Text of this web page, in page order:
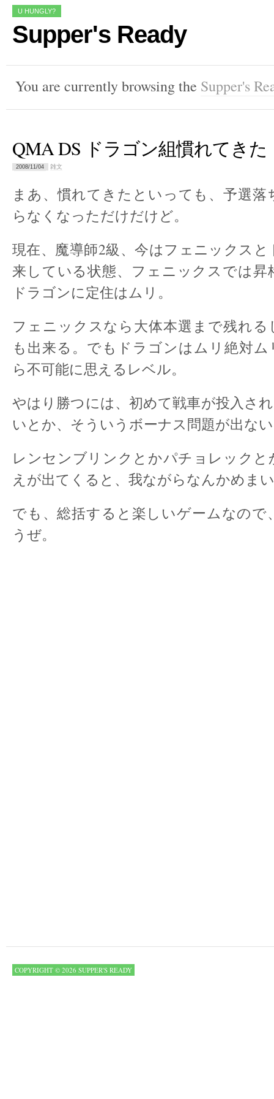
U HUNGLY?
Supper's Ready
You are currently browsing the Supper's
QMA DS ドラゴン組慣れてきた
2008/11/04 雑文
まあ、慣れてきたといっても、予選
らなくなっただけだけど。
現在、魔導師2級、今はフェニックス
来している状態、フェニックスでは昇
ドラゴンに定住はムリ。
フェニックスなら大体本選まで残れる
も出来る。でもドラゴンはムリ絶対
ら不可能に思えるレベル。
やはり勝つには、初めて戦車が投入さ
いとか、そういうボーナス問題が出な
レンセンブリンクとかパチョレックと
えが出てくると、我ながらなんかめま
でも、総括すると楽しいゲームなので
うぜ。
COPYRIGHT © 2026 SUPPER'S READY